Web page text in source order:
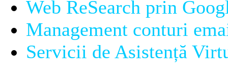
Web ReSearch prin
Management conturi
Servicii de Asistență